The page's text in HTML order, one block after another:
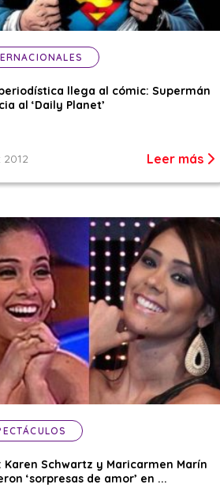
llega al cómic: Supermán
al ‘Daily Planet’
Leer más
Karen Schwartz y Maricarmen Marín
‘sorpresas de amor’ en ...